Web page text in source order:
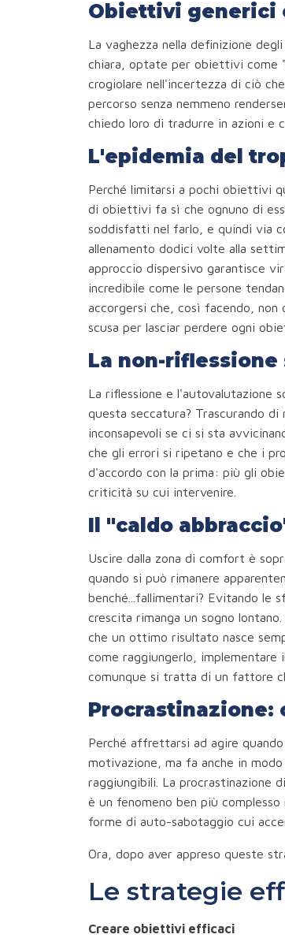
Obiettivi generici
La vaghezza nella definizione
chiara, optate per obiettivi come
crogiolare nell'incertezza di ciò
percorso senza nemmeno
chiedo loro di tradurre in azioni e
L'epidemia del
Perché limitarsi a pochi obiettivi
di obiettivi fa sì che ognuno di
soddisfatti nel farlo, e quindi via
allenamento dodici volte alla
approccio dispersivo garantisce
incredibile come le persone
accorgersi che, così facendo, non
scusa per lasciar perdere ogni
La non-
La riflessione e l'autovalutazione
questa seccatura? Trascurando
inconsapevoli se ci si sta
che gli errori si ripetano e che i
d'accordo con la prima: più gli
criticità su cui intervenire.
Il "caldo
Uscire dalla zona di comfort è
quando si può rimanere
benché...fallimentari? Evitando le
crescita rimanga un sogno
che un ottimo risultato nasce
come raggiungerlo, implementare
comunque si tratta di un fattore
Procrastinazione:
Perché affrettarsi ad agire
motivazione, ma fa anche in
raggiungibili. La procrastinazione
è un fenomeno ben più
forme di auto-sabotaggio cui
Ora, dopo aver appreso queste
Le strategie
Creare obiettivi efficaci